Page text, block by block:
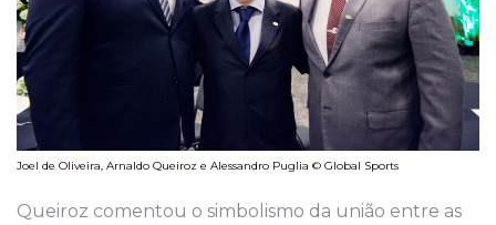
Joel de Oliveira, Arnaldo Queiroz e Alessandro Puglia © Global Sports
Queiroz comentou o simbolismo da união entre as